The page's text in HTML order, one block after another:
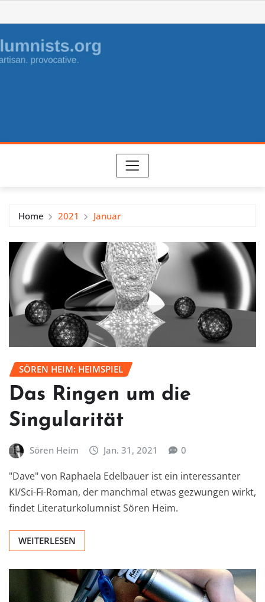
to
content
Home 2021 Januar
SÖREN HEIM: HEIMSPIEL
Das Ringen um die
Singularität
Sören Heim Jan. 31, 2021 0
"Dave" von Raphaela Edelbauer ist ein interessanter
KI/Sci-Fi-Roman, der manchmal etwas gezwungen wirkt,
findet Literaturkolumnist Sören Heim.
WEITERLESEN